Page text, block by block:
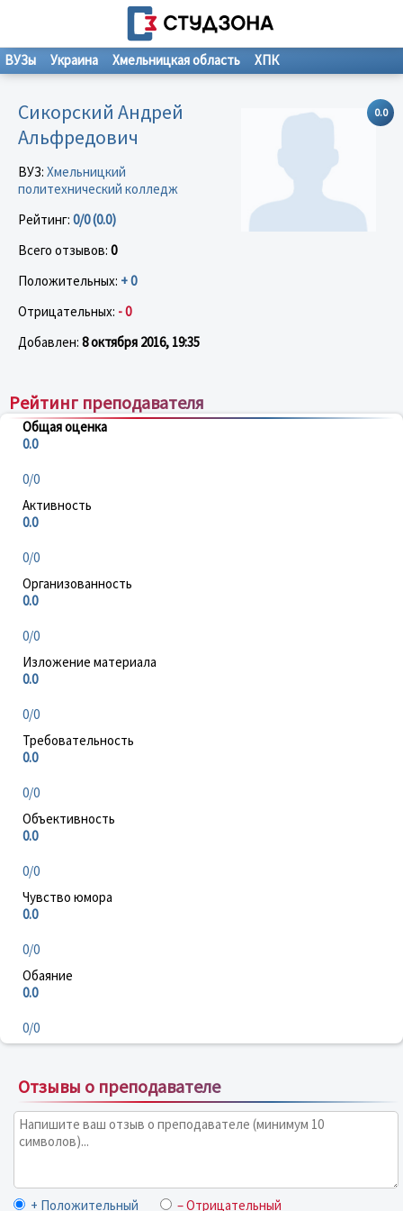
ВУЗы Украина Хмельницкая область ХПК
0.0
Сикорский Андрей
Альфредович
ВУЗ: Хмельницкий
политехнический колледж
Рейтинг: 0/0 (0.0)
Всего отзывов: 0
Положительных: + 0
Отрицательных: - 0
Добавлен: 8 октября 2016, 19:35
Рейтинг преподавателя
Общая оценка
0.0
0/0
Активность
0.0
0/0
Организованность
0.0
0/0
Изложение материала
0.0
0/0
Требовательность
0.0
0/0
Объективность
0.0
0/0
Чувство юмора
0.0
0/0
Обаяние
0.0
0/0
Отзывы о преподавателе
+ Положительный – Отрицательный